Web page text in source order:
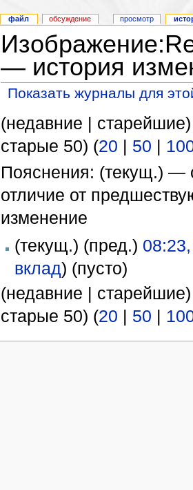
— история
Показать журналы для
(недавние |
старые 50) (20 | 50 |
Пояснения: (текущ.) —
отличие от
изменение
(текущ.) (пред.)
вклад) (пусто)
(недавние |
старые 50) (20 | 50 |
файл обсуждение просмотр